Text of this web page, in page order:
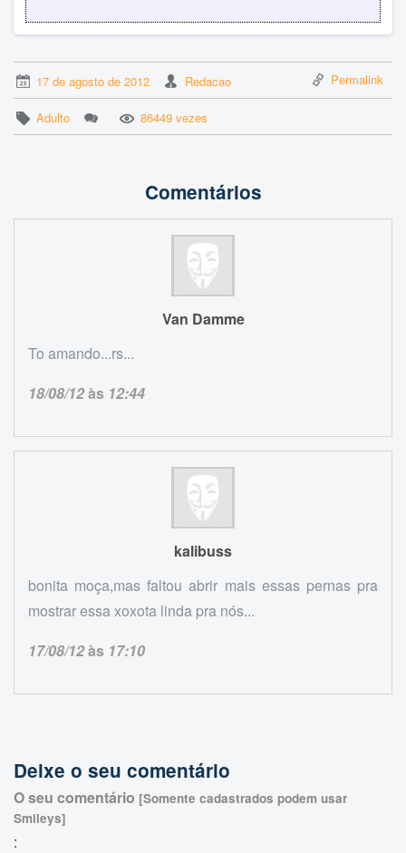
17 de agosto de 2012 Redacao Permalink
Adulto 86449 vezes
Comentários
Van Damme
To amando...rs...
18/08/12às 12:44
kalibuss
bonita moça,mas faltou abrir mais essas pernas pra
mostrar essa xoxota linda pra nós...
17/08/12às 17:10
Deixe o seu comentário
O seu comentário [Somente cadastrados podem usar
Smileys]
: